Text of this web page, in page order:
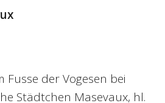
Fusse der Vogesen bei
Städtchen Masevaux, hl.